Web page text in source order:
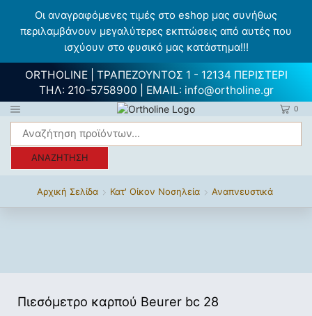
Οι αναγραφόμενες τιμές στο eshop μας συνήθως
περιλαμβάνουν μεγαλύτερες εκπτώσεις από αυτές που
ισχύουν στο φυσικό μας κατάστημα!!!
ORTHOLINE | ΤΡΑΠΕΖΟΥΝΤΟΣ 1 - 12134 ΠΕΡΙΣΤΕΡΙ
ΤΗΛ: 210-5758900 | EMAIL: info@ortholine.gr
0
ΑΝΑΖΉΤΗΣΗ
Αρχική Σελίδα Κατ' Οίκον Νοσηλεία Αναπνευστικά
Πιεσόμετρο καρπού Beurer bc 28